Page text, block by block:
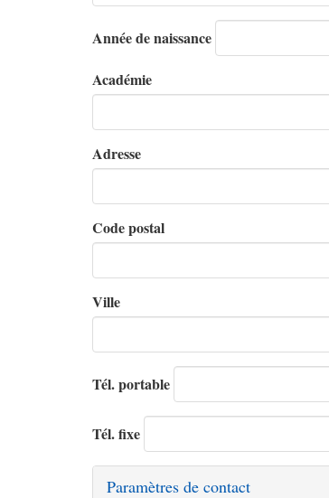
Année de naissance
Académie
Adresse
Code postal
Ville
Tél. portable
Tél. fixe
Paramètres de contact